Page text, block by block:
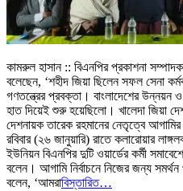
কামরুল হাসান :: বিএনপির প্রকাশনা
বলেছেন, ‘শহীদ জিয়া ছিলেন সফল সেনা
গণতন্ত্রের প্রবক্তা। বাংলাদেশের উন্নয়ন
হাত দিয়েই শুরু হয়েছিলো। খালেদা জিয়া
দেশনায়ক তারেক রহমানের নেতৃত্বে আগামির
রবিবার (২৬ জানুয়ারি) রাতে কলারোয়ার
ইউনিয়ন বিএনপির দুটি ওয়ার্ডের কর্মী
বলেন। আগামি নির্বাচনে নিজের জন্য
বলেন, ‘আমরাবিস্তারিত…